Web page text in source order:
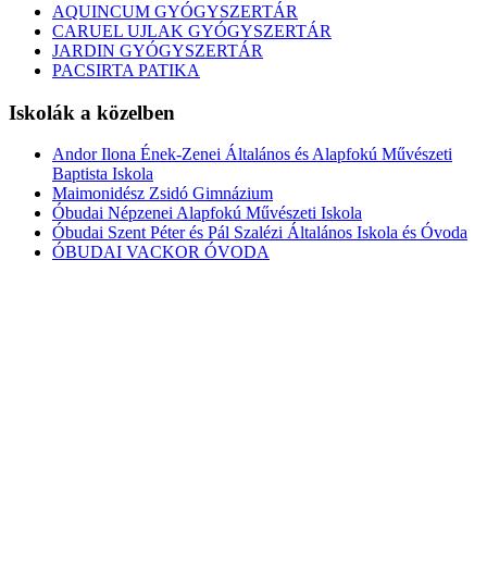
AQUINCUM GYÓGYSZERTÁR
CARUEL UJLAK GYÓGYSZERTÁR
JARDIN GYÓGYSZERTÁR
PACSIRTA PATIKA
Iskolák a közelben
Andor Ilona Ének-Zenei Általános és Alapfokú Művészeti
Baptista Iskola
Maimonidész Zsidó Gimnázium
Óbudai Népzenei Alapfokú Művészeti Iskola
Óbudai Szent Péter és Pál Szalézi Általános Iskola és Óvoda
ÓBUDAI VACKOR ÓVODA